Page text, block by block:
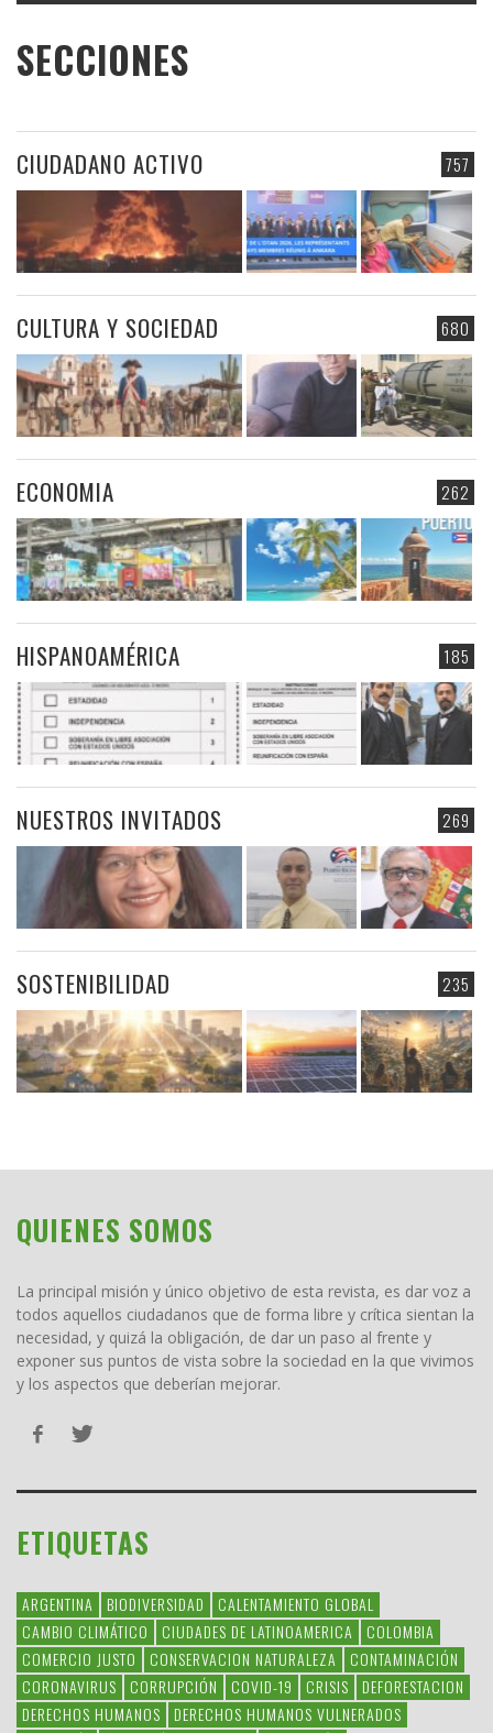
SECCIONES
757
CIUDADANO ACTIVO
680
CULTURA Y SOCIEDAD
262
ECONOMIA
185
HISPANOAMÉRICA
269
NUESTROS INVITADOS
235
SOSTENIBILIDAD
QUIENES SOMOS
La principal misión y único objetivo de esta revista, es dar voz a
todos aquellos ciudadanos que de forma libre y crítica sientan la
necesidad, y quizá la obligación, de dar un paso al frente y
exponer sus puntos de vista sobre la sociedad en la que vivimos
y los aspectos que deberían mejorar.
ETIQUETAS
ARGENTINA BIODIVERSIDAD
CALENTAMIENTO GLOBAL
CAMBIO CLIMÁTICO
CIUDADES DE LATINOAMERICA
COLOMBIA
COMERCIO JUSTO
CONSERVACION NATURALEZA
CONTAMINACIÓN
CORONAVIRUS
CORRUPCIÓN COVID-19 CRISIS
DEFORESTACION
DERECHOS HUMANOS
DERECHOS HUMANOS VULNERADOS